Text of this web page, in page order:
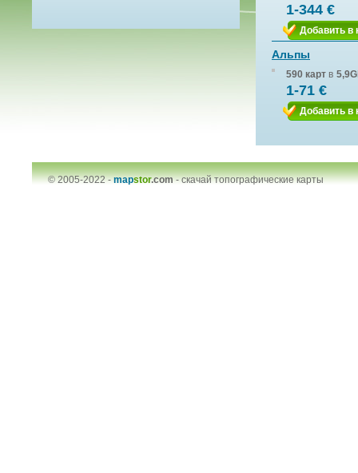
1-344 €
Добавить в
Альпы
590 карт в
1-71 €
Добавить в
© 2005-2022 -mapstor.com-скачай топографические карты